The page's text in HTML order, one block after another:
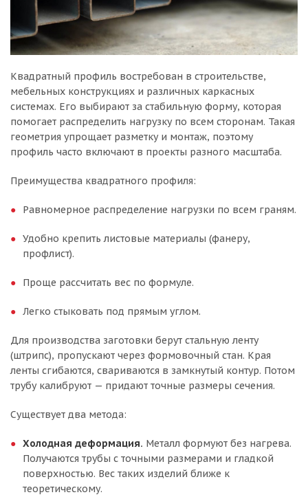
Квадратный профиль востребован в строительстве,
мебельных конструкциях и различных каркасных
системах. Его выбирают за стабильную форму, которая
помогает распределить нагрузку по всем сторонам. Такая
геометрия упрощает разметку и монтаж, поэтому
профиль часто включают в проекты разного масштаба.
Преимущества квадратного профиля:
Равномерное распределение нагрузки по всем граням.
Удобно крепить листовые материалы (фанеру,
профлист).
Проще рассчитать вес по формуле.
Легко стыковать под прямым углом.
Для производства заготовки берут стальную ленту
(штрипс), пропускают через формовочный стан. Края
ленты сгибаются, свариваются в замкнутый контур. Потом
трубу калибруют — придают точные размеры сечения.
Существует два метода:
Холодная деформация. Металл формуют без нагрева.
Получаются трубы с точными размерами и гладкой
поверхностью. Вес таких изделий ближе к
теоретическому.